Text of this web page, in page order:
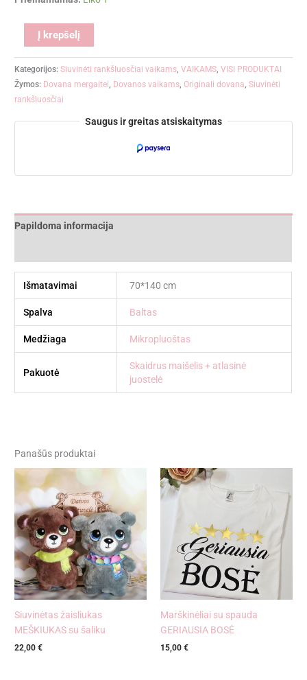
Į krepšelį
Kategorijos:Siuvinėti rankšluosčiai vaikams ,VAIKAMS ,VISI PRODUKTAI
Žymos: Dovana mergaitei Dovanos vaikams Originali dovana ,Siuvinėti
rankšluosčiai
Saugus ir greitas atsiskaitymas
Papildoma informacija
Išmatavimai 70*140 cm
Spalva Baltas
Medžiaga Mikropluoštas
Pakuotė
Skaidrus maišelis + atlasinė
juostelė
Panašūs produktai
Siuvinėtas žaisliukas
MEŠKIUKAS su šaliku
22,00€
Marškinėliai su spauda
GERIAUSIA BOSĖ
15,00 €